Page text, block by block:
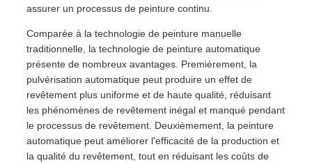
assurer un processus de peinture continu.
Comparée à la technologie de peinture manuelle
traditionnelle, la technologie de peinture automatique
présente de nombreux avantages. Premièrement, la
pulvérisation automatique peut produire un effet de
revêtement plus uniforme et de haute qualité, réduisant
les phénomènes de revêtement inégal et manqué pendant
le processus de revêtement. Deuxièmement, la peinture
automatique peut améliorer l'efficacité de la production et
la qualité du revêtement, tout en réduisant les coûts de